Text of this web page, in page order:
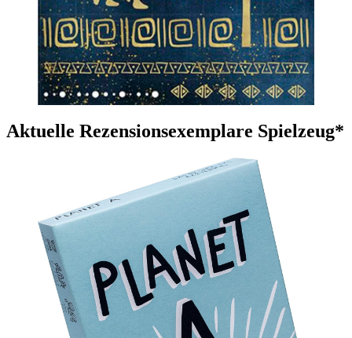
Aktuelle Rezensionsexemplare Spielzeug*